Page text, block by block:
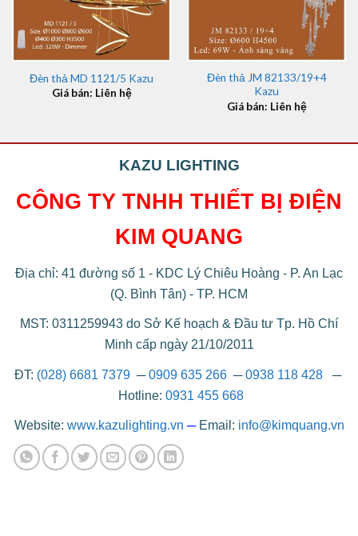
Đèn thả MD 1121/5 Kazu
Giá bán: Liên hệ
Đèn thả JM 82133/19+4
Kazu
Giá bán: Liên hệ
KAZU LIGHTING
CÔNG TY TNHH THIẾT BỊ ĐIỆN
KIM QUANG
Địa chỉ: 41 đường số 1 - KDC Lý Chiêu Hoàng - P. An Lạc
(Q. Bình Tân) - TP. HCM
MST: 0311259943 do Sở Kế hoạch & Đầu tư Tp. Hồ Chí
Minh cấp ngày 21/10/2011
ĐT: (028) 6681 7379 ─0909 635 266─0938 118 428─
Hotline: 0931 455 668
Website: www.kazulighting.vn ─ Email: info@kimquang.vn